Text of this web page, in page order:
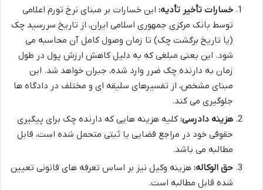
خسارات تأخیر تأدیه: این خسارات بر مبنای نرخ تورم اعلامی
توسط بانک مرکزی جمهوری اسلامی ایران، از تاریخ سررسید چک
(یا تاریخ برگشت چک) تا زمان وصول کامل آن محاسبه می
شود. این یعنی مبلغی که به دلیل کاهش ارزش پول در طول
زمان به دارنده چک ضرر وارد شده، جبران خواهد شد. این
مبنای مشخص، از تفسیرهای سلیقه ای و مختلف در دادگاه ها
جلوگیری می کند.
هزینه دادرسی: کلیه هزینه هایی که دارنده چک برای پیگیری
حقوقی خود در مراجع قضایی یا ثبتی متحمل شده است، قابل
مطالبه می باشد.
حق الوکاله: هزینه وکیل نیز بر اساس تعرفه های قانونی تعیین
شده قابل مطالبه است.